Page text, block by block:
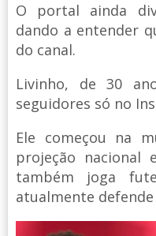
O portal ainda
dando a entender
do canal.
Livinho, de 30
seguidores só no
Ele começou na
projeção nacional
também joga
atualmente defende